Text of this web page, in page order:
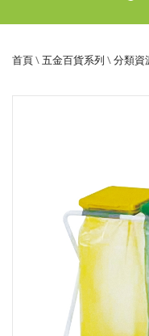
架
首頁\五金百貨系列 \分類資